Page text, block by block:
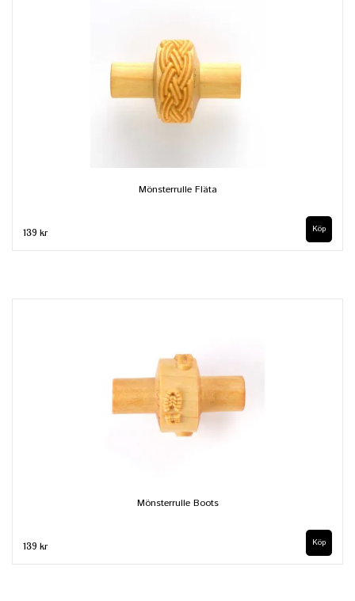
Mönsterrulle Fläta
139 kr
Mönsterrulle Boots
139 kr